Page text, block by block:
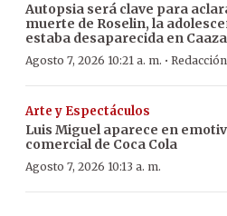
Autopsia será clave para
muerte de Roselin, la
estaba desaparecida en
Agosto 7, 2026 10:21 a. m. ·
Arte y Espectáculos
Luis Miguel aparece en
comercial de Coca Cola
Agosto 7, 2026 10:13 a. m.